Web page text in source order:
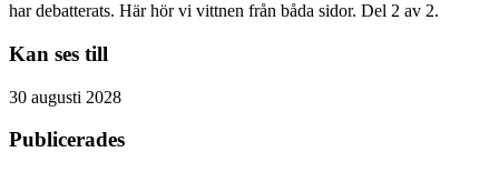
har debatterats. Här hör vi vittnen från båda sidor. Del 2 av 2.
Kan ses till
30 augusti 2028
Publicerades